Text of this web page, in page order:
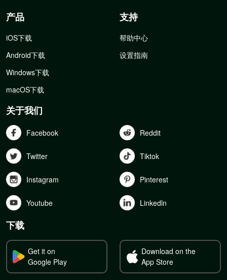
产品
iOS下载
Android下载
Windows下载
macOS下载
支持
帮助中心
设置指南
关于我们
Facebook Reddit
Twitter Tiktok
Instagram Pinterest
Youtube Linkedln
下载
Get it on
Google Play
Download on the
App Store